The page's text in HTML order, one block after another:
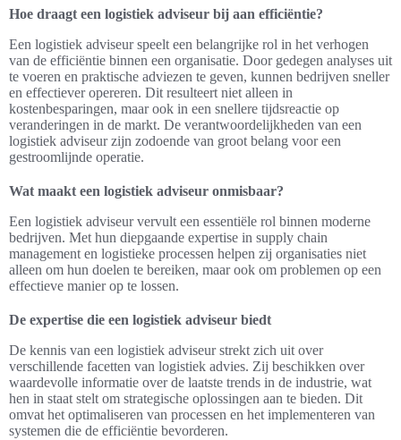
Hoe draagt een logistiek adviseur bij aan efficiëntie?
Een logistiek adviseur speelt een belangrijke rol in het verhogen
van de efficiëntie binnen een organisatie. Door gedegen analyses uit
te voeren en praktische adviezen te geven, kunnen bedrijven sneller
en effectiever opereren. Dit resulteert niet alleen in
kostenbesparingen, maar ook in een snellere tijdsreactie op
veranderingen in de markt. De verantwoordelijkheden van een
logistiek adviseur zijn zodoende van groot belang voor een
gestroomlijnde operatie.
Wat maakt een logistiek adviseur onmisbaar?
Een logistiek adviseur vervult een essentiële rol binnen moderne
bedrijven. Met hun diepgaande expertise in supply chain
management en logistieke processen helpen zij organisaties niet
alleen om hun doelen te bereiken, maar ook om problemen op een
effectieve manier op te lossen.
De expertise die een logistiek adviseur biedt
De kennis van een logistiek adviseur strekt zich uit over
verschillende facetten van logistiek advies. Zij beschikken over
waardevolle informatie over de laatste trends in de industrie, wat
hen in staat stelt om strategische oplossingen aan te bieden. Dit
omvat het optimaliseren van processen en het implementeren van
systemen die de efficiëntie bevorderen.